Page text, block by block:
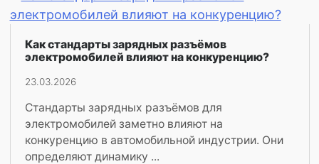
Как стандарты зарядных разъёмов
электромобилей влияют на конкуренцию?
23.03.2026
Стандарты зарядных разъёмов для
электромобилей заметно влияют на
конкуренцию в автомобильной индустрии. Они
определяют динамику ...